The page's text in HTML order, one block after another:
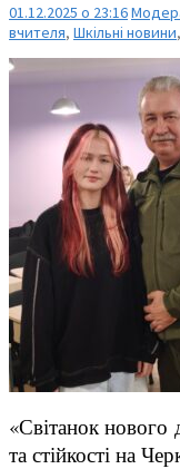
01.12.2025 о 23:16
вчителя, Шкільні новини,
«Світанок нового
та стійкості на